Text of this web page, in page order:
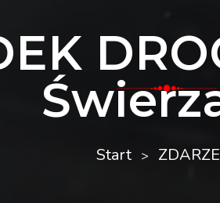
Start